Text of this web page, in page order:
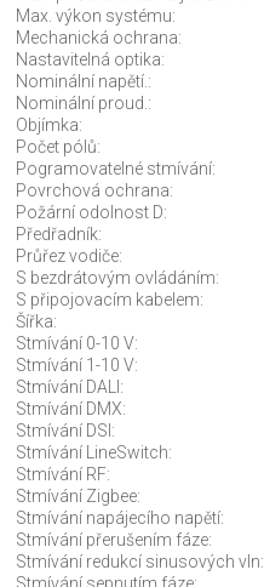
Max. výkon systému:
Mechanická ochrana:
Nastavitelná optika:
Nominální napětí.:
Nominální proud.:
Objímka:
Počet pólů:
Pogramovatelné stmívání:
Povrchová ochrana:
Požární odolnost D:
Předřadník:
Průřez vodiče:
S bezdrátovým ovládáním:
S připojovacím kabelem:
Šířka:
Stmívání 0-10 V:
Stmívání 1-10 V:
Stmívání DALI:
Stmívání DMX:
Stmívání DSI:
Stmívání LineSwitch:
Stmívání RF:
Stmívání Zigbee:
Stmívání napájecího napětí:
Stmívání přerušením fáze:
Stmívání redukcí sinusových vln: